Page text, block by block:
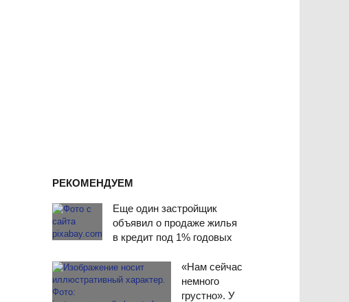
РЕКОМЕНДУЕМ
Еще один застройщик
объявил о продаже жилья
в кредит под 1% годовых
«Нам сейчас
немного
грустно». У